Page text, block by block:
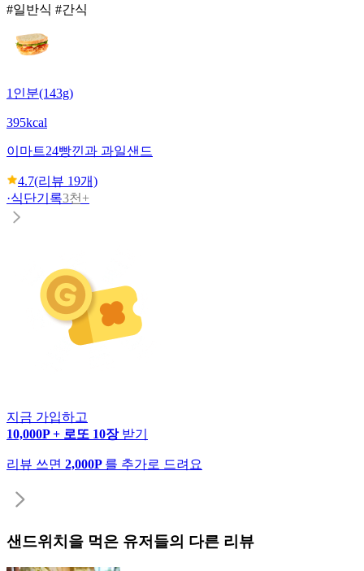
#일반식 #간식
1인분(143g)
395kcal
이마트24빵낀과 과일샌드
4.7(리뷰 19개)
·식단기록3천+
지금 가입하고
10,000P + 로또 10장 받기
리뷰 쓰면 2,000P 를 추가로 드려요
샌드위치 을 먹은 유저들의 다른 리뷰